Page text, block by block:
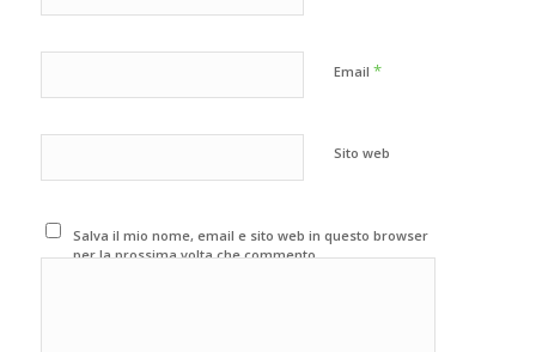
Email *
Sito web
Salva il mio nome, email e sito web in questo browser
per la prossima volta che commento.